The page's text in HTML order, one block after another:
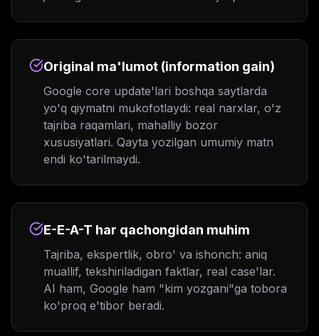
Original ma'lumot (information gain)
Google core update'lari boshqa saytlarda
yo'q qiymatni mukofotlaydi: real narxlar, o'z
tajriba raqamlari, mahalliy bozor
xususiyatlari. Qayta yozilgan umumiy matn
endi ko'tarilmaydi.
E-E-A-T har qachongidan muhim
Tajriba, ekspertlik, obro' va ishonch: aniq
muallif, tekshiriladigan faktlar, real case'lar.
AI ham, Google ham "kim yozgani"ga tobora
ko'proq e'tibor beradi.